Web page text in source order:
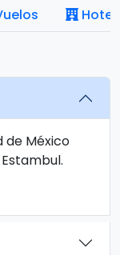
de México